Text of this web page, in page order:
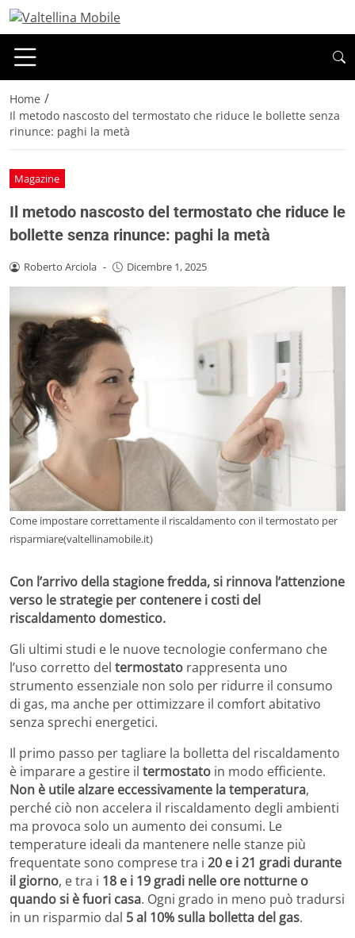
Home /
Il metodo nascosto del termostato che riduce le bollette senza
rinunce: paghi la metà
Magazine
Il metodo nascosto del termostato che riduce le
bollette senza rinunce: paghi la metà
Roberto Arciola - Dicembre 1, 2025
Come impostare correttamente il riscaldamento con il termostato per
risparmiare(valtellinamobile.it)
Con l’arrivo della stagione fredda, si rinnova l’attenzione
verso le strategie per contenere i costi del
riscaldamento domestico.
Gli ultimi studi e le nuove tecnologie confermano che
l’uso corretto del termostato rappresenta uno
strumento essenziale non solo per ridurre il consumo
di gas, ma anche per ottimizzare il comfort abitativo
senza sprechi energetici.
Il primo passo per tagliare la bolletta del riscaldamento
è imparare a gestire il termostato in modo efficiente.
Non è utile alzare eccessivamente la temperatura,
perché ciò non accelera il riscaldamento degli ambienti
ma provoca solo un aumento dei consumi. Le
temperature ideali da mantenere nelle stanze più
frequentate sono comprese tra i 20 e i 21 gradi durante
il giorno, e tra i 18 e i 19 gradi nelle ore notturne o
quando si è fuori casa. Ogni grado in meno può tradursi
in un risparmio dal 5 al 10% sulla bolletta del gas.